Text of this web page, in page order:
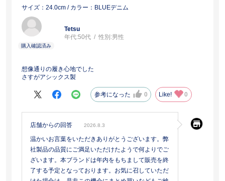
サイズ：24.0cm / カラー：BLUEデニム
Tetsu
年代:50代 性別:男性
想像通りの履き心地でした
さすがアシックス製
参考になった 0 Like! 0
店舗からの回答 2026.8.3
温かいお言葉をいただきありがとうございます。弊
社製品の品質にご満足いただけたようで何よりでご
ざいます。本ブランドは年内をもちまして販売を終
了する予定となっております。お気に召していただ